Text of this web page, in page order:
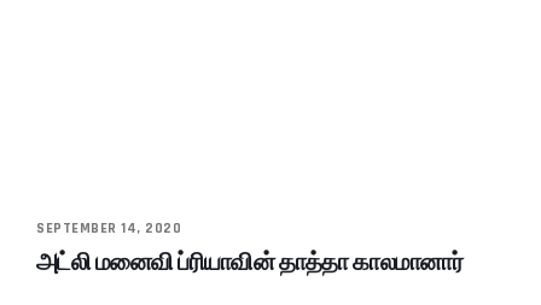
SEPTEMBER 14, 2020
அட்லி மனைவி ப்ரியாவின் தாத்தா காலமானார்